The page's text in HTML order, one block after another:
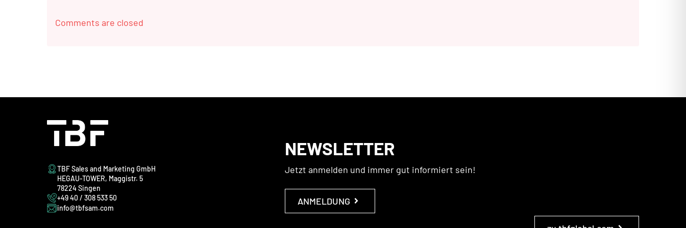
Comments are closed
TBF Sales and Marketing GmbH
HEGAU-TOWER, Maggistr. 5
78224 Singen
+49 40 / 308 533 50
info@tbfsam.com
NEWSLETTER
Jetzt anmelden und immer gut informiert sein!
ANMELDUNG